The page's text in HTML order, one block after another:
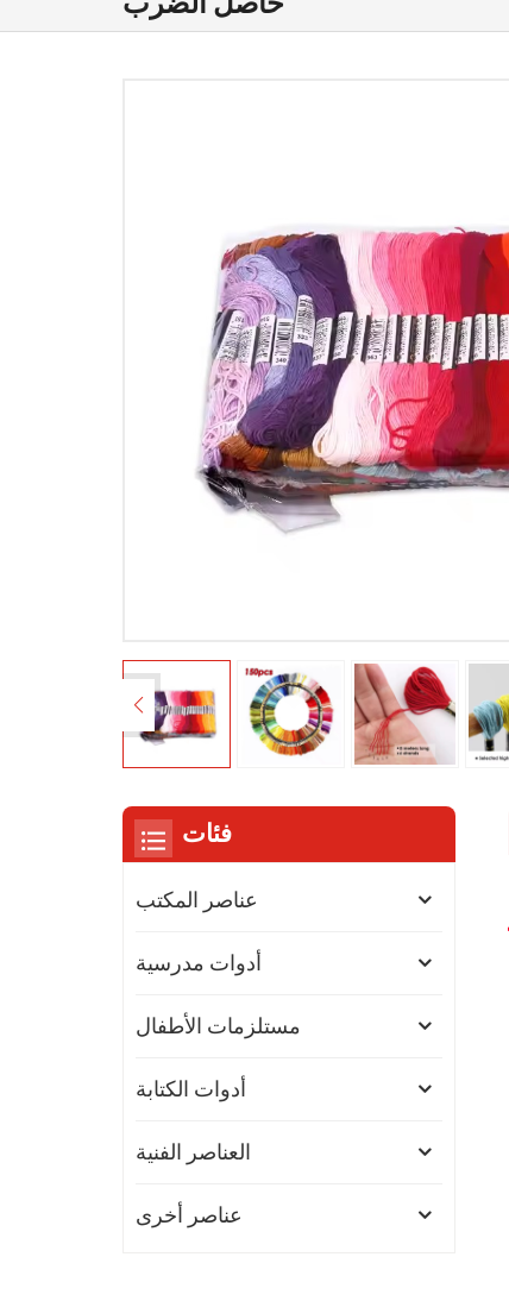
فئات
عناصر المكتب
أدوات مدرسية
مستلزمات الأطفال
أدوات الكتابة
العناصر الفنية
عناصر أخرى